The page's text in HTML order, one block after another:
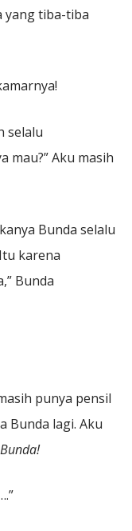
yang tiba-tiba
selalu
mau?” Aku masih
Bunda selalu
karena
Bunda
punya pensil
Bunda lagi. Aku
Bunda!